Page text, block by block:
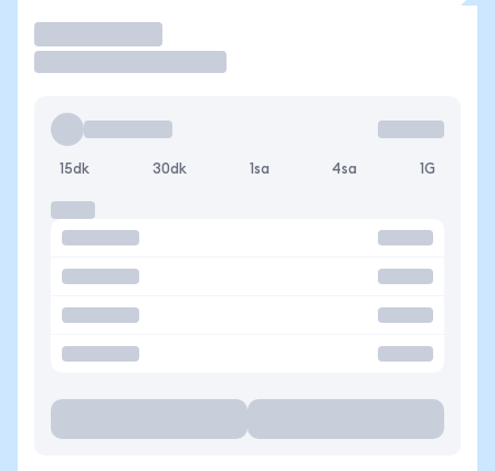
15dk 30dk 1sa 4sa 1G